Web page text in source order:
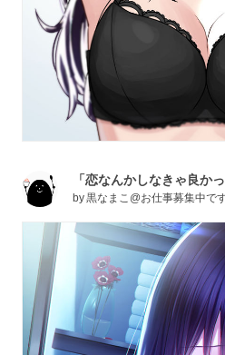
「恋なんかしなきゃ良かっ
by黒なまこ@お仕事募集中で